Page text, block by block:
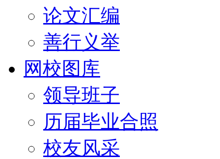
论文汇编
善行义举
网校图库
领导班子
历届毕业合照
校友风采